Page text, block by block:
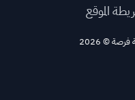
الموقع
فرصة©
2026